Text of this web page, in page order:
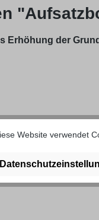
Erhöhung der
Website verwendet